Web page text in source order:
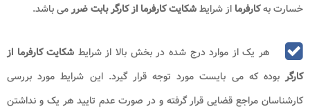
خسارت بهکارفرما از شرایطشکایت کارفرما از کارگر بابت ضررمی باشد.
هر یک از موارد درج شده در بخش بالا از شرایط شکایت کارفرما از
کارگربوده که می بایست مورد توجه قرار گیرد. این شرایط مورد بررسی
کارشناسان مراجع قضایی قرار گرفته و در صورت عدم تایید هر یک و نداشتن